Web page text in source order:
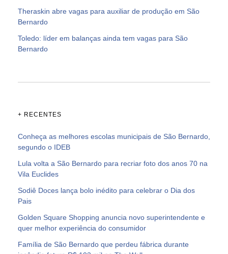
Theraskin abre vagas para auxiliar de produção em São
Bernardo
Toledo: líder em balanças ainda tem vagas para São
Bernardo
+ RECENTES
Conheça as melhores escolas municipais de São Bernardo,
segundo o IDEB
Lula volta a São Bernardo para recriar foto dos anos 70 na
Vila Euclides
Sodiê Doces lança bolo inédito para celebrar o Dia dos
Pais
Golden Square Shopping anuncia novo superintendente e
quer melhor experiência do consumidor
Família de São Bernardo que perdeu fábrica durante